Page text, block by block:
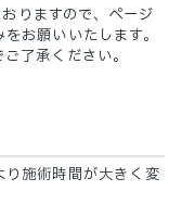
りますので、ページ
お願いいたします。
了承ください。
り施術時間が大きく変